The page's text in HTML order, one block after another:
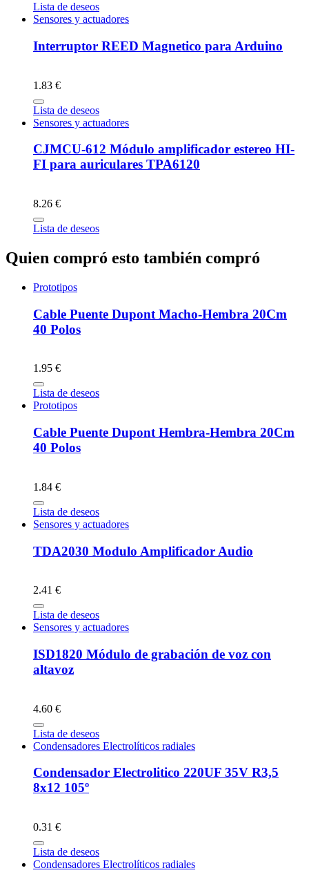
Lista de deseos
Sensores y actuadores
Interruptor REED Magnetico para Arduino
1.83 €
Lista de deseos
Sensores y actuadores
CJMCU-612 Módulo amplificador estereo HI-
FI para auriculares TPA6120
8.26 €
Lista de deseos
Quien compró esto también compró
Prototipos
Cable Puente Dupont Macho-Hembra 20Cm
40 Polos
1.95 €
Lista de deseos
Prototipos
Cable Puente Dupont Hembra-Hembra 20Cm
40 Polos
1.84 €
Lista de deseos
Sensores y actuadores
TDA2030 Modulo Amplificador Audio
2.41 €
Lista de deseos
Sensores y actuadores
ISD1820 Módulo de grabación de voz con
altavoz
4.60 €
Lista de deseos
Condensadores Electrolíticos radiales
Condensador Electrolitico 220UF 35V R3,5
8x12 105º
0.31 €
Lista de deseos
Condensadores Electrolíticos radiales